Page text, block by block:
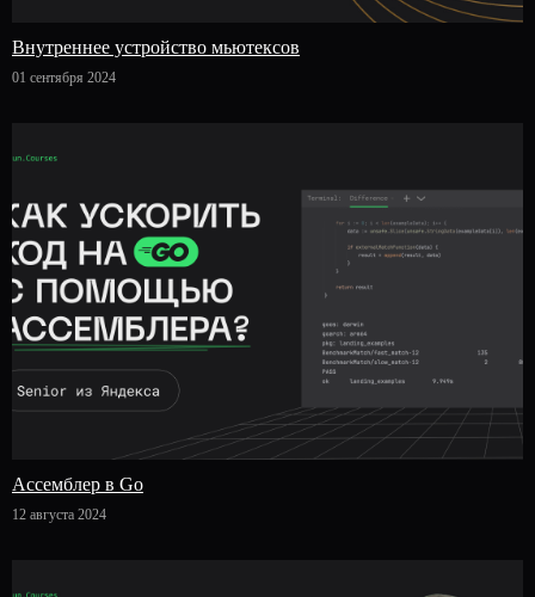
Внутреннее устройство мьютексов
01 сентября 2024
Ассемблер в Go
12 августа 2024